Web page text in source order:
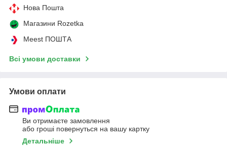
Нова Пошта
Магазини Rozetka
Meest ПОШТА
Всі умови доставки
Умови оплати
Ви отримаєте замовлення
або гроші повернуться на вашу картку
Детальніше